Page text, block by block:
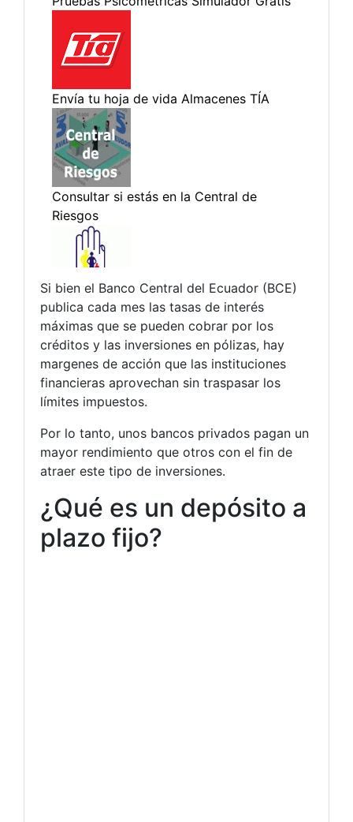
Si bien el Banco Central del Ecuador (BCE)
publica cada mes las tasas de interés
máximas que se pueden cobrar por los
créditos y las inversiones en pólizas, hay
margenes de acción que las instituciones
financieras aprovechan sin traspasar los
límites impuestos.
Por lo tanto, unos bancos privados pagan un
mayor rendimiento que otros con el fin de
atraer este tipo de inversiones.
¿Qué es un depósito a
plazo fijo?